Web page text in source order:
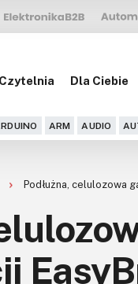
Czytelnia Dla Ciebie
ARM AUDIO
Podłużna, celulozowa